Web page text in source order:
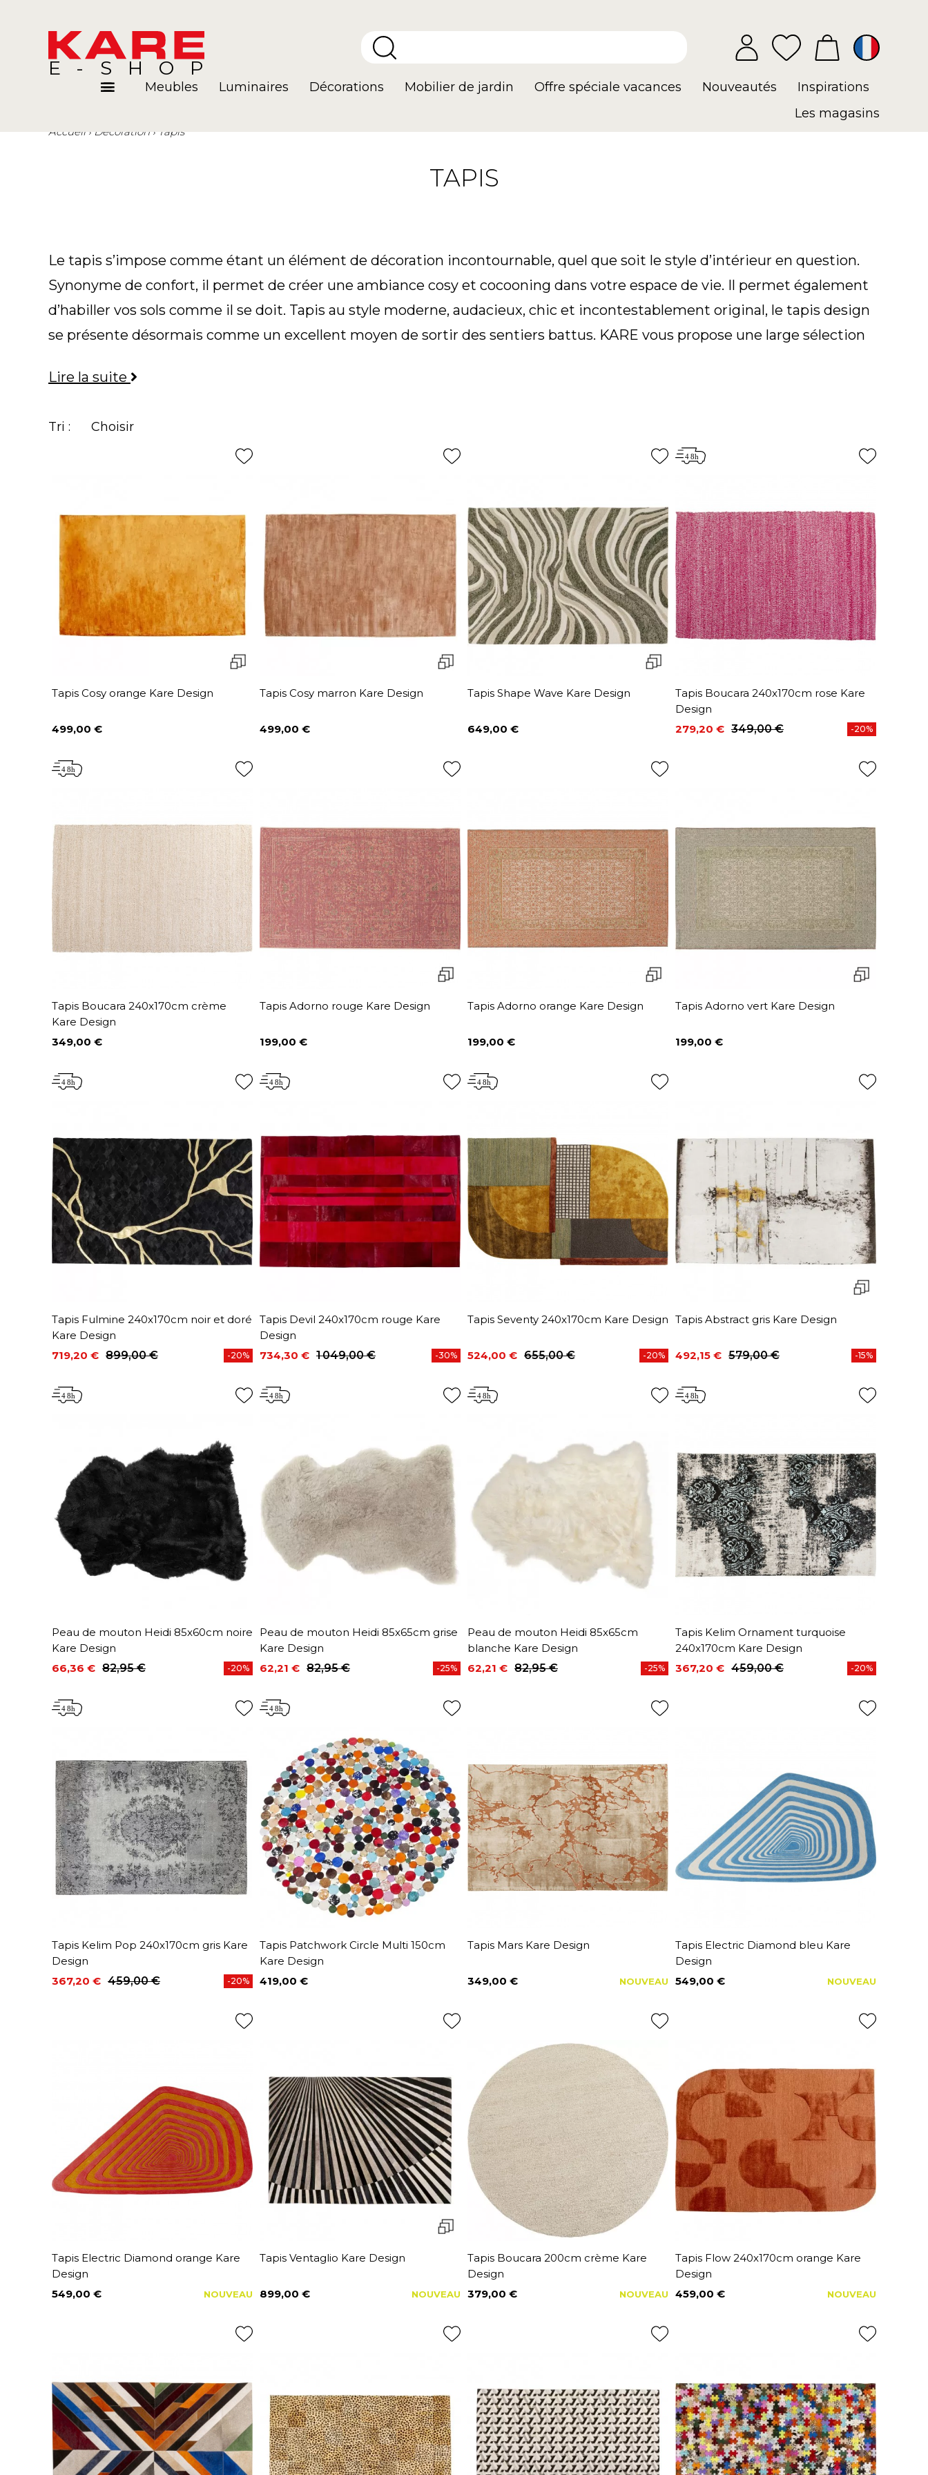
E-SHOP
Meubles Luminaires Décorations Mobilier de jardin Offre spéciale vacances Nouveautés
Inspirations
Les magasins
Accueil Décoration Tapis
TAPIS
Le tapis s’impose comme étant un élément de décoration incontournable, quel que soit le style d’intérieur en question.
Synonyme de confort, il permet de créer une ambiance cosy et cocooning dans votre espace de vie. Il permet également
d’habiller vos sols comme il se doit. Tapis au style moderne, audacieux, chic et incontestablement original, le tapis design
se présente désormais comme un excellent moyen de sortir des sentiers battus. KARE vous propose une large sélection
Lire la suite
Tri : Choisir
Tapis Cosy orange Kare Design
Prix
499,00 €
Tapis Cosy marron Kare Design
Prix
499,00 €
Tapis Shape Wave Kare Design
Prix
649,00 €
Tapis Boucara 240x170cm rose Kare
Design
Prix
279,20 €
Prix de base349,00 € -20%
Tapis Boucara 240x170cm crème
Kare Design
Prix
349,00 €
Tapis Adorno rouge Kare Design
Prix
199,00 €
Tapis Adorno orange Kare Design
Prix
199,00 €
Tapis Adorno vert Kare Design
Prix
199,00 €
Tapis Fulmine 240x170cm noir et doré
Kare Design
Prix
719,20 €
Prix de base899,00 € -20%
Tapis Devil 240x170cm rouge Kare
Design
Prix
734,30 €
Prix de base1 049,00 € -30%
Tapis Seventy 240x170cm Kare Design
Prix
524,00 €
Prix de base655,00 € -20%
Tapis Abstract gris Kare Design
Prix
492,15 €
Prix de base579,00 € -15%
Peau de mouton Heidi 85x60cm noire
Kare Design
Prix
66,36 €
Prix de base82,95 € -20%
Peau de mouton Heidi 85x65cm grise
Kare Design
Prix
62,21 €
Prix de base
82,95 € -25%
Peau de mouton Heidi 85x65cm
blanche Kare Design
Prix
62,21 €
Prix de base
82,95 € -25%
Tapis Kelim Ornament turquoise
240x170cm Kare Design
Prix
367,20 €
Prix de base459,00 € -20%
Tapis Kelim Pop 240x170cm gris Kare
Design
Prix
367,20 €
Prix de base459,00 € -20%
Tapis Patchwork Circle Multi 150cm
Kare Design
Prix
419,00 €
Tapis Mars Kare Design
Prix
349,00 € NOUVEAU
Tapis Electric Diamond bleu Kare
Design
Prix
549,00 € NOUVEAU
Tapis Electric Diamond orange Kare
Design
Prix
549,00 € NOUVEAU
Tapis Ventaglio Kare Design
Prix
899,00 € NOUVEAU
Tapis Boucara 200cm crème Kare
Design
Prix
379,00 € NOUVEAU
Tapis Flow 240x170cm orange Kare
Design
Prix
459,00 € NOUVEAU